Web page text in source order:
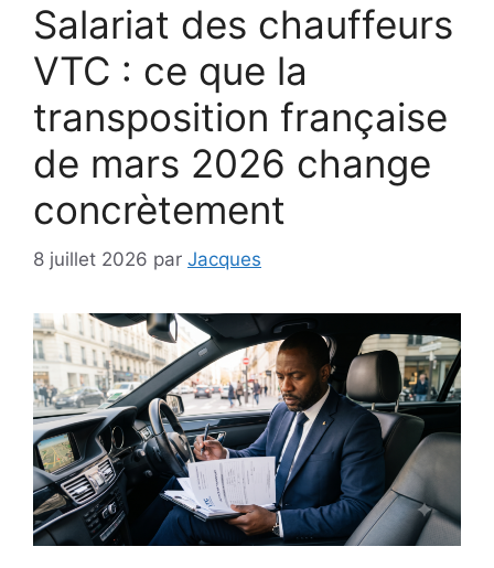
Salariat des chauffeurs
VTC : ce que la
transposition française
de mars 2026 change
concrètement
8 juillet 2026 par Jacques